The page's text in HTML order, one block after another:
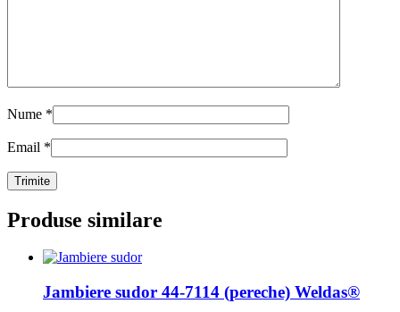
Nume *
Email *
Produse similare
Jambiere sudor 44-7114 (pereche) Weldas®